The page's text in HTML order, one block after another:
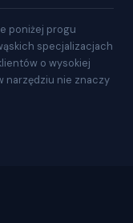
poniżej progu
specjalizacjach
o wysokiej
narzędziu nie znaczy